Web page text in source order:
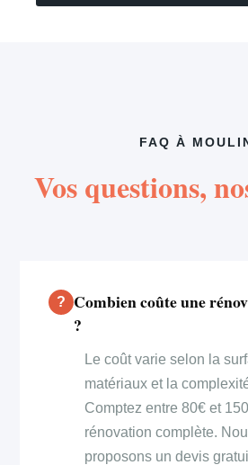
FAQ À
Vos questions,
Combien coûte une
?
Le coût varie selon la
matériaux et la
Comptez entre 80€ et
rénovation complète.
proposons un devis